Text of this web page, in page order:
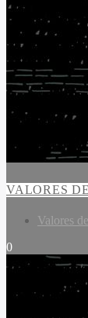
VALORES
Valores
0